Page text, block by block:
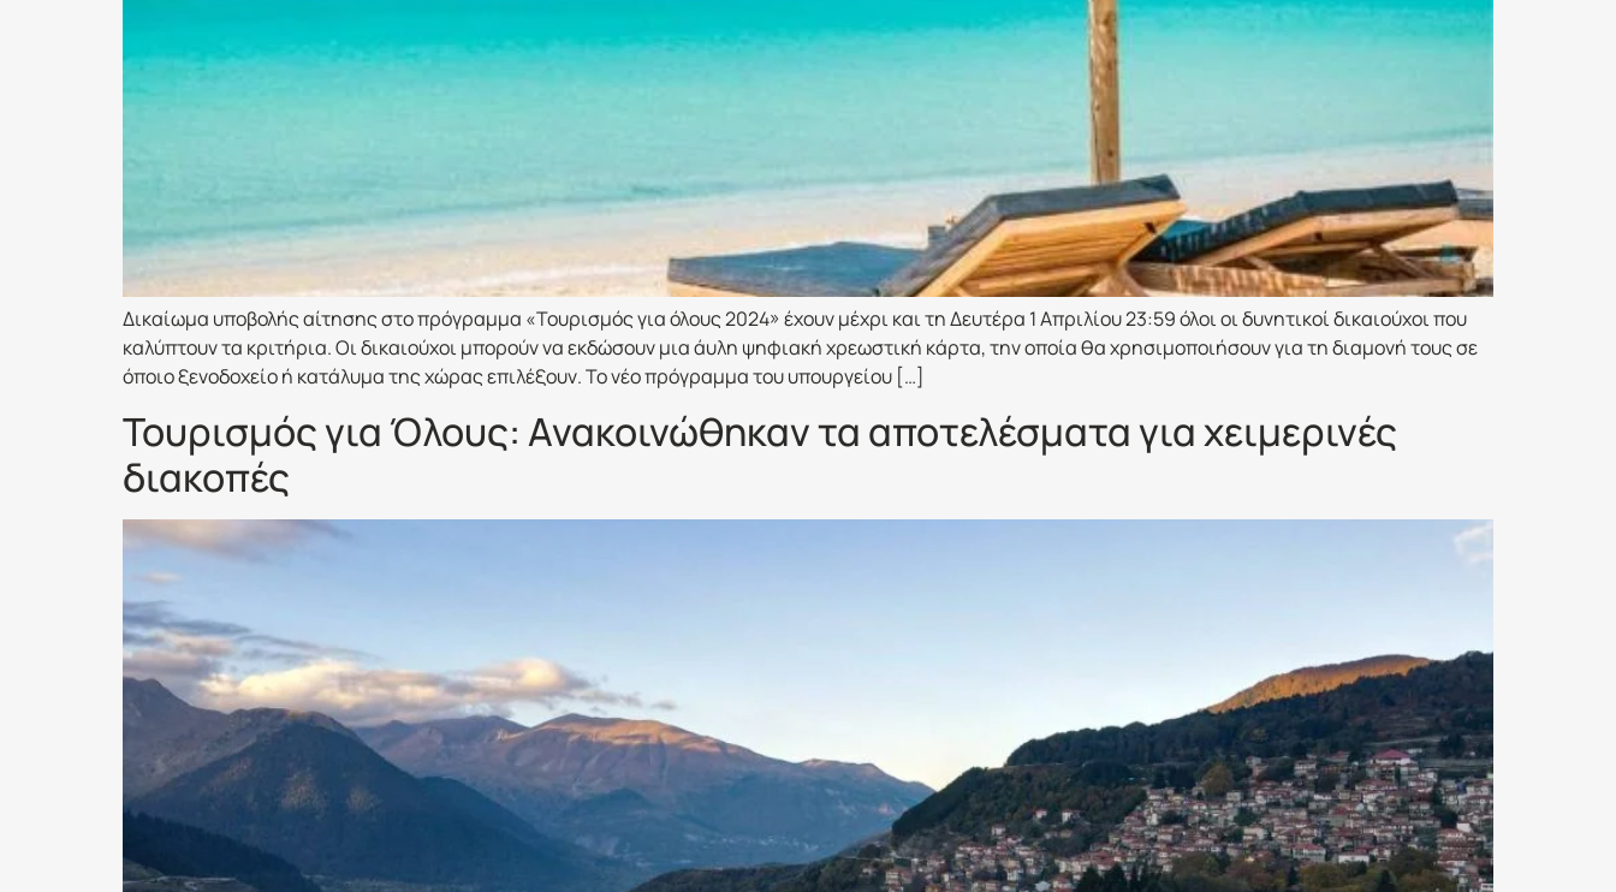
Δικαίωμα υποβολής αίτησης στο πρόγραμμα «Τουρισμός για όλους 2024» έχουν μέχρι και τη Δευτέρα 1 Απριλίου 23:59 όλοι οι δυνητικοί δικαιούχοι που
καλύπτουν τα κριτήρια. Οι δικαιούχοι μπορούν να εκδώσουν μια άυλη ψηφιακή χρεωστική κάρτα, την οποία θα χρησιμοποιήσουν για τη διαμονή τους σε
όποιο ξενοδοχείο ή κατάλυμα της χώρας επιλέξουν. Το νέο πρόγραμμα του υπουργείου […]
Τουρισμός για Όλους: Ανακοινώθηκαν τα αποτελέσματα για χειμερινές
διακοπές